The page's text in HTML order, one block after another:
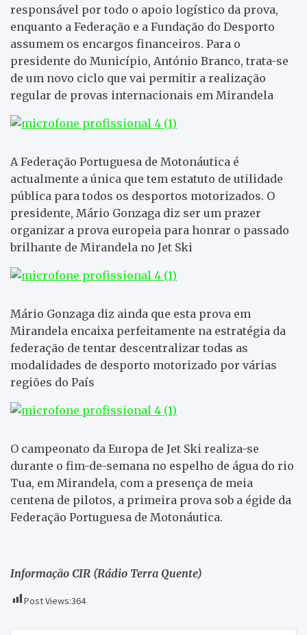
responsável por todo o apoio logístico da prova,
enquanto a Federação e a Fundação do Desporto
assumem os encargos financeiros. Para o
presidente do Município, António Branco, trata-se
de um novo ciclo que vai permitir a realização
regular de provas internacionais em Mirandela
A Federação Portuguesa de Motonáutica é
actualmente a única que tem estatuto de utilidade
pública para todos os desportos motorizados. O
presidente, Mário Gonzaga diz ser um prazer
organizar a prova europeia para honrar o passado
brilhante de Mirandela no Jet Ski
Mário Gonzaga diz ainda que esta prova em
Mirandela encaixa perfeitamente na estratégia da
federação de tentar descentralizar todas as
modalidades de desporto motorizado por várias
regiões do País
O campeonato da Europa de Jet Ski realiza-se
durante o fim-de-semana no espelho de água do rio
Tua, em Mirandela, com a presença de meia
centena de pilotos, a primeira prova sob a égide da
Federação Portuguesa de Motonáutica.
Informação CIR (Rádio Terra Quente)
Post Views:364